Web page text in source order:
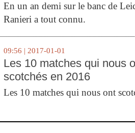
En un an demi sur le banc de
Ranieri a tout connu.
09:56 | 2017-01-01
Les 10 matches qui nous
scotchés en 2016
Les 10 matches qui nous ont